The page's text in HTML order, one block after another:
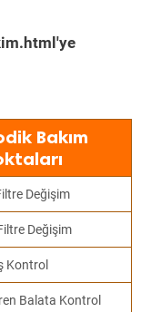
Bakım
Değişim
Değişim
Kontrol
Balata Kontrol